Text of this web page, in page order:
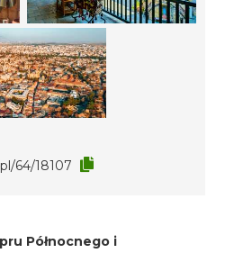
64/18107
Północnego i